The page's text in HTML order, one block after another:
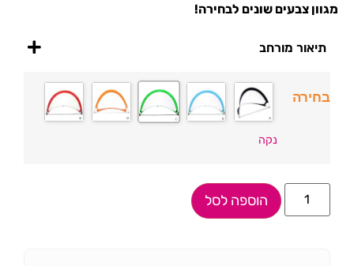
מגוון צבעים שונים לבחירה!
תיאור מורחב
בחירה
נקה
הוספה לסל